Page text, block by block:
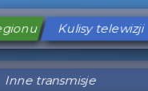
Kulisy telewizji
Inne transmisje